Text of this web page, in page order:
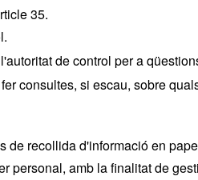
35.
de control per a
consultes, si escau, sobre
de recollida d'informació en
personal, amb la finalitat de